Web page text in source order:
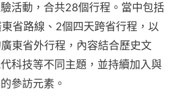
活動，合共28個行程。當中包括
省路線、2個四天跨省行程，以
東省外行程，內容結合歷史文
科技等不同主題，並持續加入與
參訪元素。